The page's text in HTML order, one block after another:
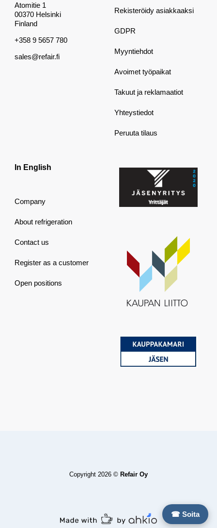
Atomitie 1
00370 Helsinki
Finland
+358 9 5657 780
sales@refair.fi
Rekisteröidy asiakkaaksi
GDPR
Myyntiehdot
Avoimet työpaikat
Takuut ja reklamaatiot
Yhteystiedot
Peruuta tilaus
In English
Company
About refrigeration
Contact us
Register as a customer
Open positions
☎ Soita
Copyright 2026 © Refair Oy